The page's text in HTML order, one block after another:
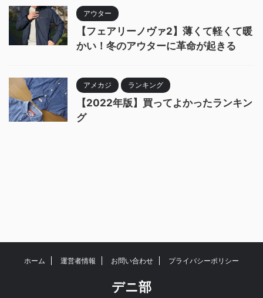
アウター
【フェアリーノヴァ2】薄くて軽くて暖
かい！冬のアウターに革命が起きる
アメカジ ランキング
【2022年版】買ってよかったランキン
グ
ホーム 運営者情報 お問い合わせ プライバシーポリシー
デニ部